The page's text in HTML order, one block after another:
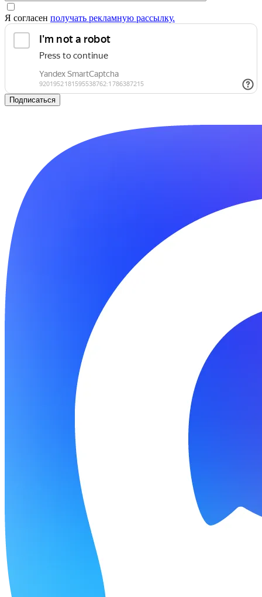
Я согласен получать рекламную рассылку.